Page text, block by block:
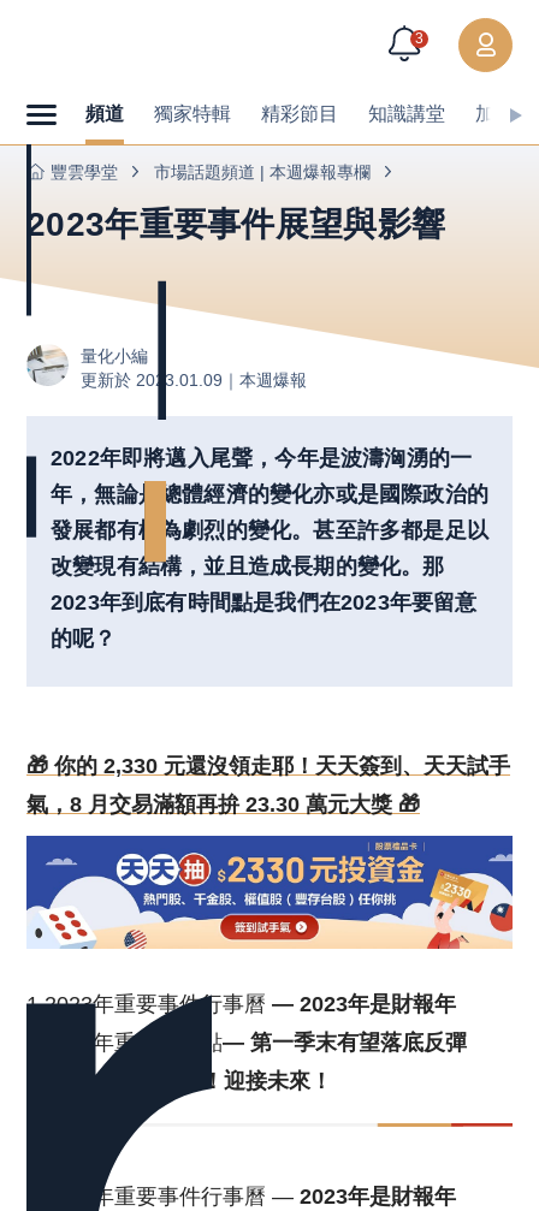
3
頻道 獨家特輯 精彩節目 知識講堂 加值內
豐雲學堂 市場話題頻道 | 本週爆報專欄
2023年重要事件展望與影響
量化小編
更新於 2023.01.09｜ 本週爆報
2022年即將邁入尾聲，今年是波濤洶湧的一
年，無論是總體經濟的變化亦或是國際政治的
發展都有極為劇烈的變化。甚至許多都是足以
改變現有結構，並且造成長期的變化。那
2023年到底有時間點是我們在2023年要留意
的呢？
🎁 你的 2,330 元還沒領走耶！天天簽到、天天試手
氣，8 月交易滿額再拚 23.30 萬元大獎 🎁
1.2023年重要事件行事曆 — 2023年是財報年
2.2023年重要時間點— 第一季末有望落底反彈
— 新年快樂！迎接未來！
2023年重要事件行事曆 — 2023年是財報年